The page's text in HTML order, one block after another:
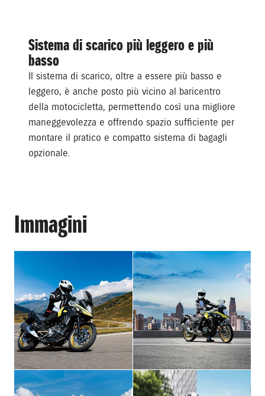
Sistema di scarico più leggero e più
basso
Il sistema di scarico, oltre a essere più basso e
leggero, è anche posto più vicino al baricentro
della motocicletta, permettendo così una migliore
maneggevolezza e offrendo spazio sufficiente per
montare il pratico e compatto sistema di bagagli
opzionale.
Immagini